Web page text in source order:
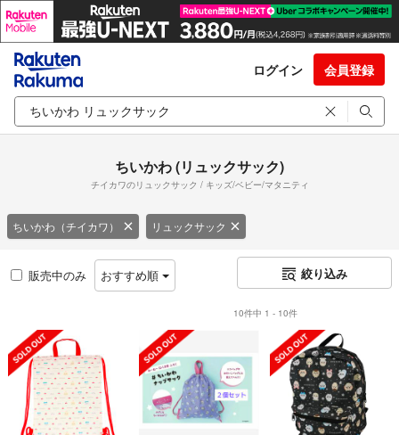
ログイン 会員登録
ちいかわ (リュックサック)
チイカワのリュックサック / キッズ/ベビー/マタニティ
ちいかわ（チイカワ） リュックサック
販売中のみ おすすめ順 絞り込み
10件中 1 - 10件